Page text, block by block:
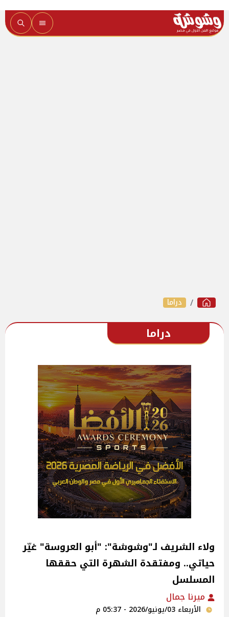
دراما
دراما
ولاء الشريف لـ"وشوشة": "أبو العروسة" غيّر
حياتي.. ومفتقدة الشهرة التي حققها
المسلسل
ميرنا جمال
الأربعاء 03/يونيو/2026 - 05:37 م